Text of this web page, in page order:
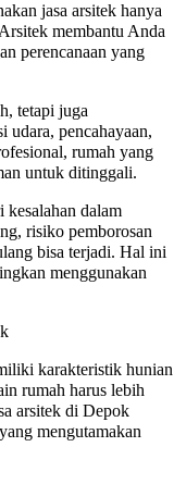
jasa arsitek hanya
membantu Anda
perencanaan yang
tetapi juga
udara, pencahayaan,
rumah yang
untuk ditinggali.
kesalahan dalam
risiko pemborosan
bisa terjadi. Hal ini
menggunakan
karakteristik hunian
rumah harus lebih
arsitek di Depok
mengutamakan